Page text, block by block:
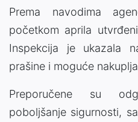
Prema navodima
početkom aprila
Inspekcija je ukazala
prašine i moguće
Preporučene su
poboljšanje sigurnosti,